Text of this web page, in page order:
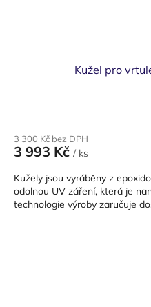
Kužel pro
3 300 Kč bez DPH
3 993 Kč / ks
Kužely jsou vyráběny z
odolnou UV záření, která je
technologie výroby zaručuje